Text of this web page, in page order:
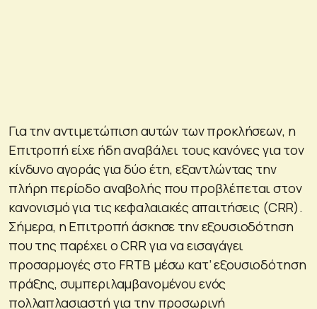
Για την αντιμετώπιση αυτών των προκλήσεων, η
Επιτροπή είχε ήδη αναβάλει τους κανόνες για τον
κίνδυνο αγοράς για δύο έτη, εξαντλώντας την
πλήρη περίοδο αναβολής που προβλέπεται στον
κανονισμό για τις κεφαλαιακές απαιτήσεις (CRR).
Σήμερα, η Επιτροπή άσκησε την εξουσιοδότηση
που της παρέχει ο CRR για να εισαγάγει
προσαρμογές στο FRTB μέσω κατ’ εξουσιοδότηση
πράξης, συμπεριλαμβανομένου ενός
πολλαπλασιαστή για την προσωρινή